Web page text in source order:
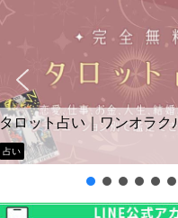
タロット占い｜ワンオラク
占い